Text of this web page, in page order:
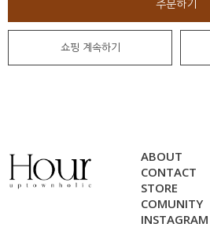
주문하기
쇼핑 계속하기
ABOUT
CONTACT
STORE
COMUNITY
INSTAGRAM